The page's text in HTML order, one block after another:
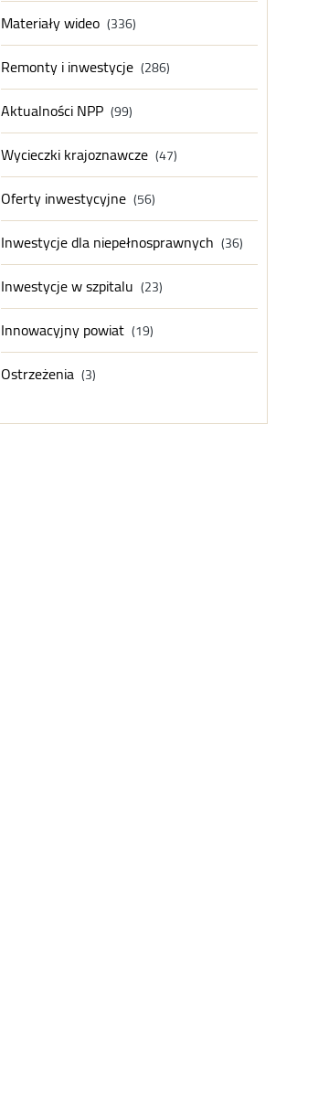
Materiały wideo (336)
Remonty i inwestycje (286)
Aktualności NPP (99)
Wycieczki krajoznawcze (47)
Oferty inwestycyjne (56)
Inwestycje dla niepełnosprawnych (36)
Inwestycje w szpitalu (23)
Innowacyjny powiat (19)
Ostrzeżenia (3)